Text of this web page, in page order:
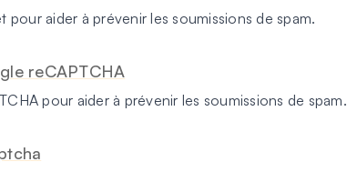
pour aider à prévenir les soumissions de spam.
reCAPTCHA
pour aider à prévenir les soumissions de spam.